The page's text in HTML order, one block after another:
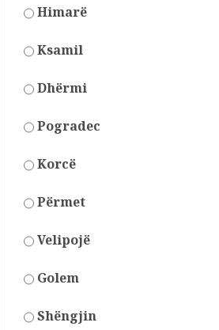
Himarë
Ksamil
Dhërmi
Pogradec
Korcë
Përmet
Velipojë
Golem
Shëngjin